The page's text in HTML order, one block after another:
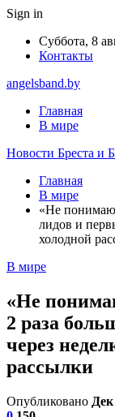
Sign in
Суббота, 8
Контакты
angelsband.by
Главная
В мире
Новости Бреста и
Главная
В мире
«Не понимаю,
лидов и
холодной
В мире
«Не
2 раза
через
рассылки
Опубликовано